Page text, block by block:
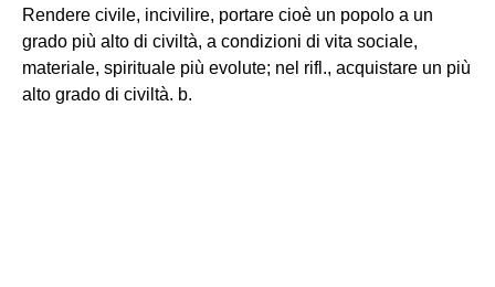
Rendere civile, incivilire, portare cioè un popolo a un
grado più alto di civiltà, a condizioni di vita sociale,
materiale, spirituale più evolute; nel rifl., acquistare un più
alto grado di civiltà. b.